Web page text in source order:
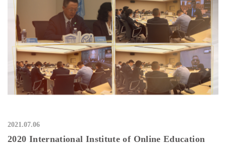
2021.07.06
2020 International Institute of Online Education